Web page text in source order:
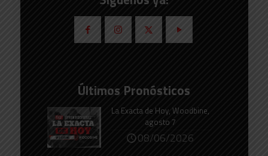
Últimos Pronósticos
La Exacta de Hoy, Woodbine,
agosto 7
08/06/2026